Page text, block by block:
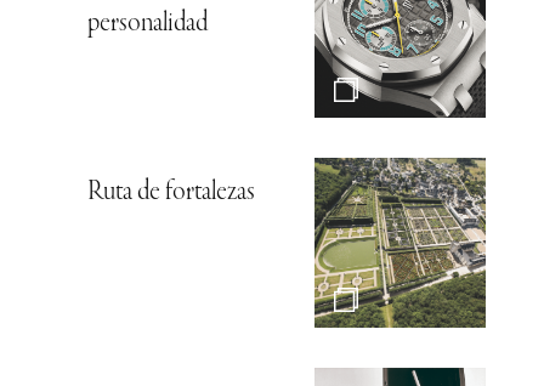
personalidad
Ruta de fortalezas